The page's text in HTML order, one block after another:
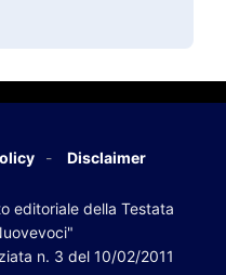
Disclaimer
editoriale della Testata
n. 3 del 10/02/2011